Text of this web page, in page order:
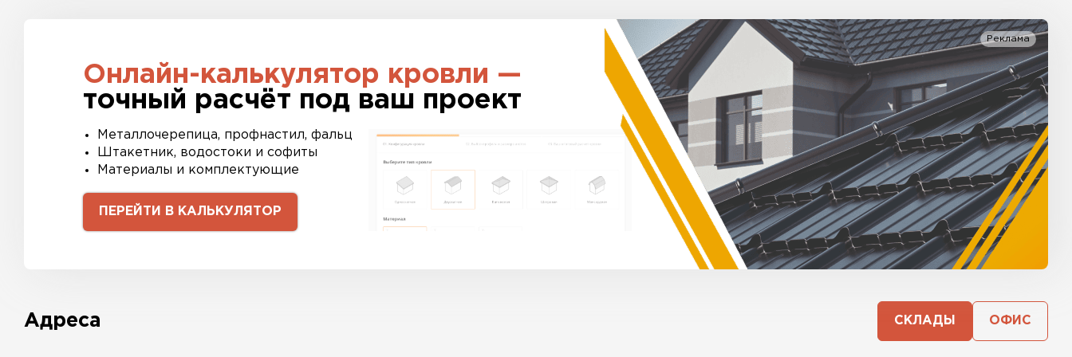
Реклама
Онлайн-калькулятор кровли —
точный расчёт под ваш проект
Металлочерепица, профнастил, фальц
Штакетник, водостоки и софиты
Материалы и комплектующие
ПЕРЕЙТИ В КАЛЬКУЛЯТОР
Адреса СКЛАДЫ ОФИС